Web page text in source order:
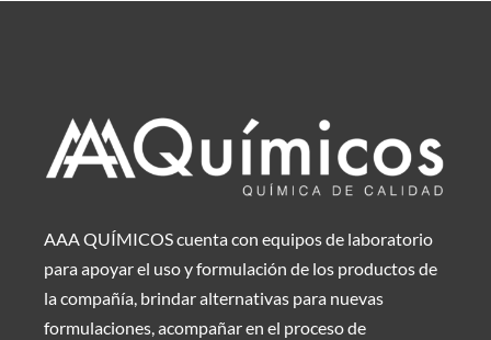
AAA QUÍMICOS cuenta con equipos de laboratorio
para apoyar el uso y formulación de los productos de
la compañía, brindar alternativas para nuevas
formulaciones, acompañar en el proceso de